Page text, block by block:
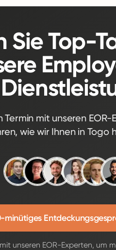
Sie Top-
Termin mit unseren
wie wir Ihnen in Togo
minütiges
unseren EOR-Experten, um